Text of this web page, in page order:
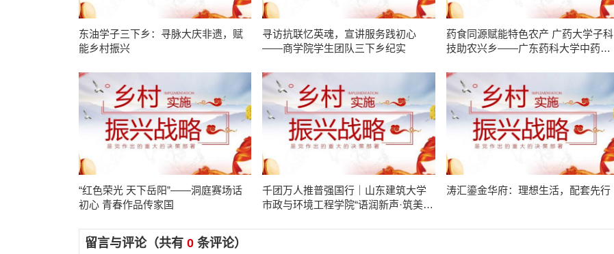
东油学子三下乡：寻脉大庆非遗，赋
能乡村振兴
寻访抗联忆英魂，宣讲服务践初心
——商学院学生团队三下乡纪实
药食同源赋能特色农产 广药大学子科
技助农兴乡——广东药科大学中药学
展暑期三下乡实践
“红色荣光 天下岳阳”——洞庭赛场话
初心 青春作品传家国
千团万人推普强国行｜山东建筑大学
市政与环境工程学院“语润新声·筑美疆
​涛汇鎏金华府：理想生活，配套先行
留言与评论（共有 0条评论）